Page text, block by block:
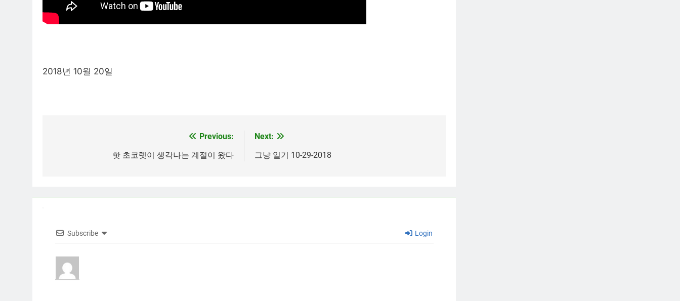
2018년 10월 20일
Previous:
핫 초코렛이 생각나는 계절이 왔다
Next:
그냥 일기 10-29-2018
Subscribe Login